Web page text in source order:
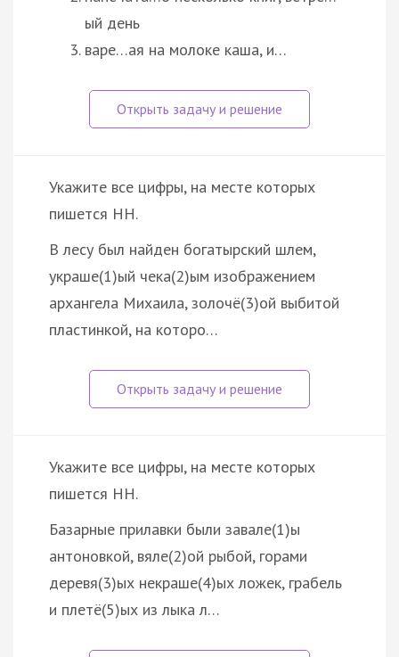
ый день
варе…ая на молоке каша, и…
Укажите все цифры, на месте которых
пишется НН.
В лесу был найден богатырский шлем,
украше(1)ый чека(2)ым изображением
архангела Михаила, золочё(3)ой выбитой
пластинкой, на которо…
Укажите все цифры, на месте которых
пишется НН.
Базарные прилавки были завале(1)ы
антоновкой, вяле(2)ой рыбой, горами
деревя(3)ых некраше(4)ых ложек, грабель
и плетё(5)ых из лыка л…